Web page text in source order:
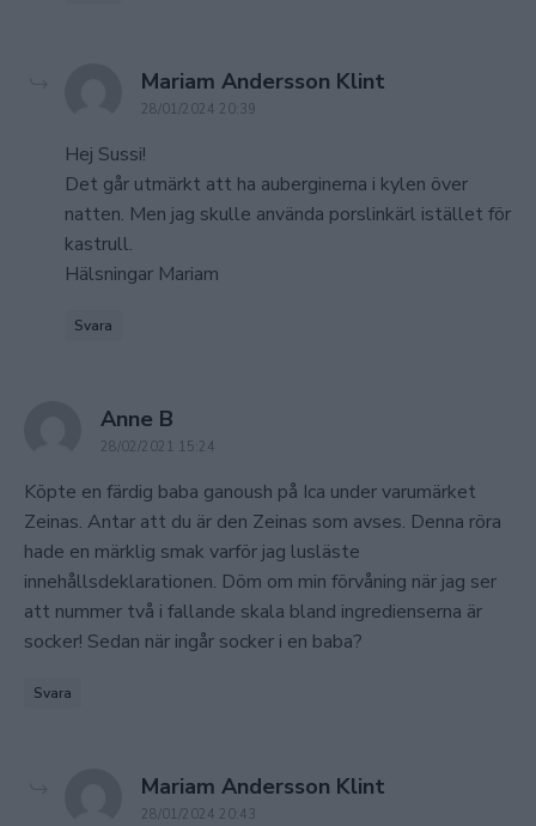
Mariam Andersson Klint
28/01/2024 20:39
Hej Sussi!
Det går utmärkt att ha auberginerna i kylen över
natten. Men jag skulle använda porslinkärl istället för
kastrull.
Hälsningar Mariam
Svara
Anne B
28/02/2021 15:24
Köpte en färdig baba ganoush på Ica under varumärket
Zeinas. Antar att du är den Zeinas som avses. Denna röra
hade en märklig smak varför jag lusläste
innehållsdeklarationen. Döm om min förvåning när jag ser
att nummer två i fallande skala bland ingredienserna är
socker! Sedan när ingår socker i en baba?
Svara
Mariam Andersson Klint
28/01/2024 20:43